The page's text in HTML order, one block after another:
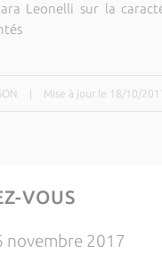
Leonelli sur la
Mise à jour le 18/10/
VOUS
novembre 2017